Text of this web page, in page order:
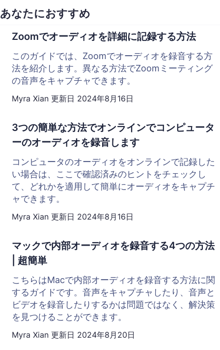
あなたにおすすめ
Zoomでオーディオを詳細に記録する方法
このガイドでは、Zoomでオーディオを録音する方
法を紹介します。異なる方法でZoomミーティング
の音声をキャプチャできます。
Myra Xian 更新日 2024年8月16日
3つの簡単な方法でオンラインでコンピュータ
ーのオーディオを録音します
コンピュータのオーディオをオンラインで記録した
い場合は、ここで確認済みのヒントをチェックし
て、どれかを適用して簡単にオーディオをキャプチ
ャできます。
Myra Xian 更新日 2024年8月16日
マックで内部オーディオを録音する4つの方法
| 超簡単
こちらはMacで内部オーディオを録音する方法に関
するガイドです。音声をキャプチャしたり、音声と
ビデオを録音したりするかは問題ではなく、解決策
を見つけることができます。
Myra Xian 更新日 2024年8月20日